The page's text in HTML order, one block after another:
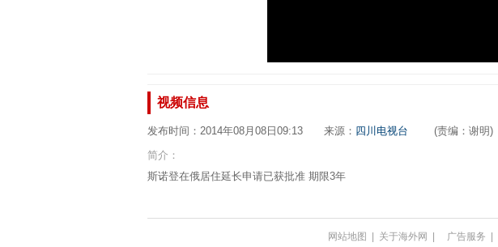
视频信息
发布时间：2014年08月08日09:13 来源： 四川电视台 (责编：谢明)
简介：
斯诺登在俄居住延长申请已获批准 期限3年
网站地图 | 关于海外网 | 广告服务 |